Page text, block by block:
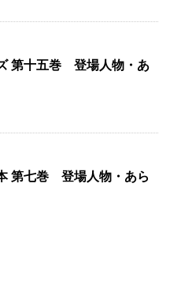
第十五巻 登場人物・あ
第七巻 登場人物・あら